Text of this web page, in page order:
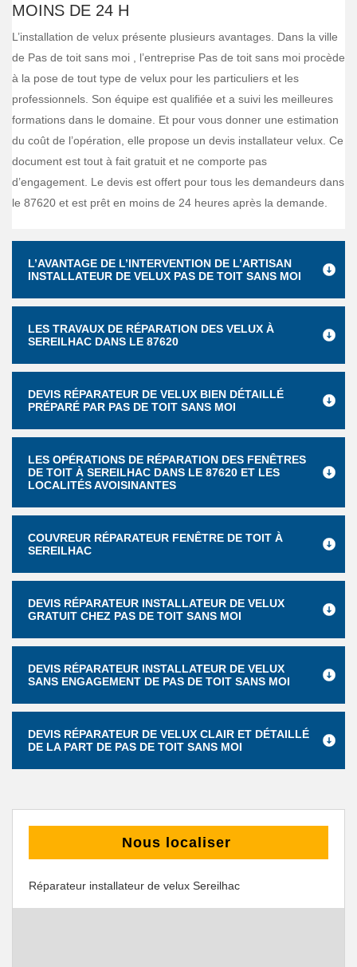
MOINS DE 24 H
L’installation de velux présente plusieurs avantages. Dans la ville
de Pas de toit sans moi , l’entreprise Pas de toit sans moi procède
à la pose de tout type de velux pour les particuliers et les
professionnels. Son équipe est qualifiée et a suivi les meilleures
formations dans le domaine. Et pour vous donner une estimation
du coût de l’opération, elle propose un devis installateur velux. Ce
document est tout à fait gratuit et ne comporte pas
d’engagement. Le devis est offert pour tous les demandeurs dans
le 87620 et est prêt en moins de 24 heures après la demande.
L’AVANTAGE DE L’INTERVENTION DE L’ARTISAN
INSTALLATEUR DE VELUX PAS DE TOIT SANS MOI
LES TRAVAUX DE RÉPARATION DES VELUX À
SEREILHAC DANS LE 87620
DEVIS RÉPARATEUR DE VELUX BIEN DÉTAILLÉ
PRÉPARÉ PAR PAS DE TOIT SANS MOI
LES OPÉRATIONS DE RÉPARATION DES FENÊTRES
DE TOIT À SEREILHAC DANS LE 87620 ET LES
LOCALITÉS AVOISINANTES
COUVREUR RÉPARATEUR FENÊTRE DE TOIT À
SEREILHAC
DEVIS RÉPARATEUR INSTALLATEUR DE VELUX
GRATUIT CHEZ PAS DE TOIT SANS MOI
DEVIS RÉPARATEUR INSTALLATEUR DE VELUX
SANS ENGAGEMENT DE PAS DE TOIT SANS MOI
DEVIS RÉPARATEUR DE VELUX CLAIR ET DÉTAILLÉ
DE LA PART DE PAS DE TOIT SANS MOI
Nous localiser
Réparateur installateur de velux Sereilhac